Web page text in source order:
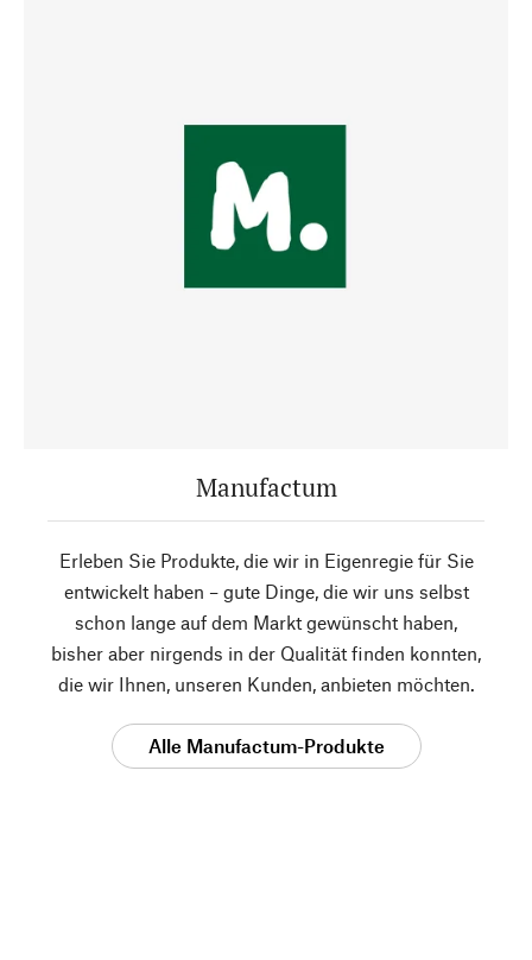
Manufactum
Erleben Sie Produkte, die wir in Eigenregie für Sie
entwickelt haben – gute Dinge, die wir uns selbst
schon lange auf dem Markt gewünscht haben,
bisher aber nirgends in der Qualität finden konnten,
die wir Ihnen, unseren Kunden, anbieten möchten.
Alle Manufactum-Produkte